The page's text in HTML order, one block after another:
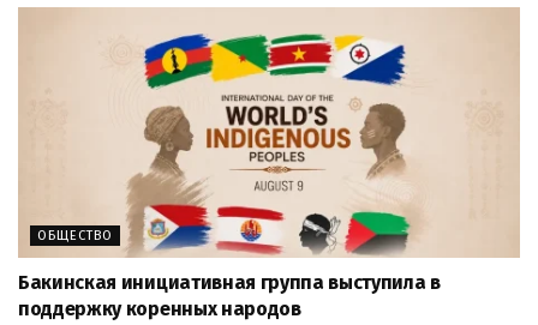
ОБЩЕСТВО
Бакинская инициативная группа выступила в
поддержку коренных народов